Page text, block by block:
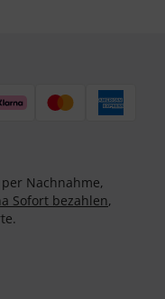
Nachnahme,
Sofort bezahlen,